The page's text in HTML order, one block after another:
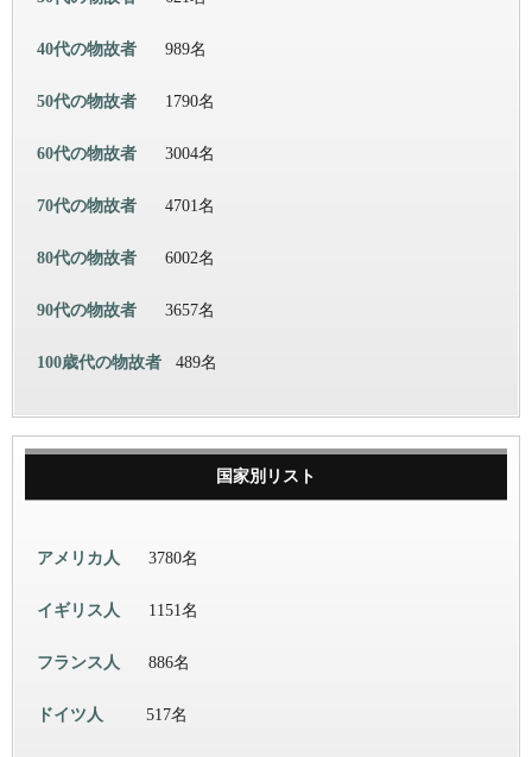
40代の物故者 989名
50代の物故者 1790名
60代の物故者 3004名
70代の物故者 4701名
80代の物故者 6002名
90代の物故者 3657名
100歳代の物故者 489名
国家別リスト
アメリカ人 3780名
イギリス人 1151名
フランス人 886名
ドイツ人 517名